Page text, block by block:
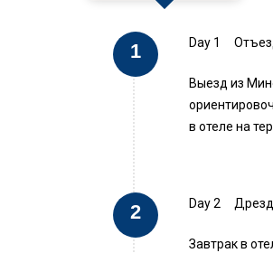
Day 1
Выезд из
в отеле на
Day 2
Завтрак в